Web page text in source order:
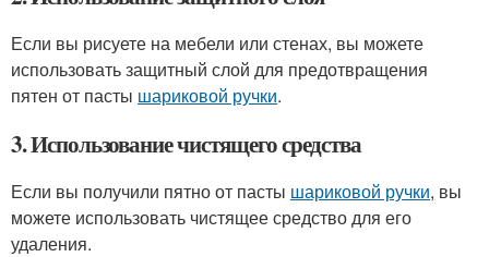
Если вы рисуете на мебели или стенах, вы можете
использовать защитный слой для предотвращения
пятен от пасты шариковой ручки.
3. Использование чистящего средства
Если вы получили пятно от пасты шариковой ручки, вы
можете использовать чистящее средство для его
удаления.